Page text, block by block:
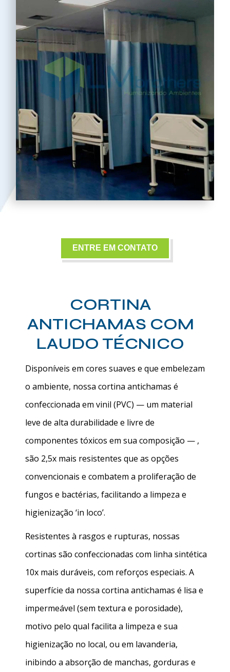
ENTRE EM CONTATO
CORTINA
ANTICHAMAS COM
LAUDO TÉCNICO
Disponíveis em cores suaves e que embelezam
o ambiente, nossacortina antichamas é
confeccionada em vinil (PVC) — um material
leve de alta durabilidade e livre de
componentes tóxicos em sua composição — ,
são 2,5x mais resistentes que as opções
convencionais e combatem a proliferação de
fungos e bactérias, facilitando a limpeza e
higienização ‘in loco’.
Resistentes à rasgos e rupturas, nossas
cortinas são confeccionadas com linha sintética
10x mais duráveis, com reforços especiais. A
superfície da nossacortina antichamas é lisa e
impermeável (sem textura e porosidade),
motivo pelo qual facilita a limpeza e sua
higienização no local, ou em lavanderia,
inibindo a absorção de manchas, gorduras e